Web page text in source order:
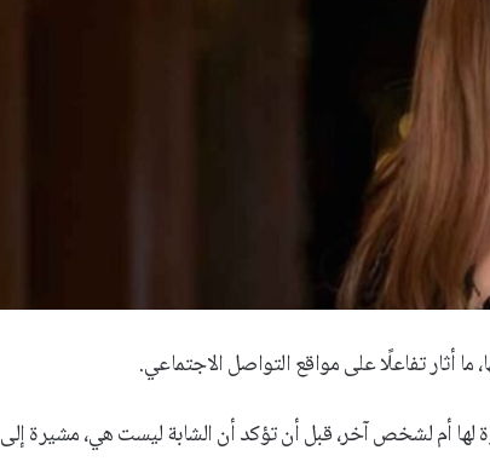
أثار تفاعلًا على مواقع التواصل الاجتماعي.
لها أم لشخص آخر، قبل أن تؤكد أن الشابة ليست هي، مشيرة إلى